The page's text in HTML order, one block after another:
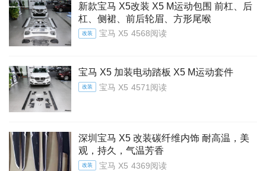
新款宝马 X5改装 X5 M运动包围 前杠、后
杠、侧裙、前后轮眉、方形尾喉
改装 宝马 X5 4568阅读
宝马 X5 加装电动踏板 X5 M运动套件
改装 宝马 X5 4571阅读
深圳宝马 X5 改装碳纤维内饰 耐高温，美
观，持久，气温芳香
改装 宝马 X5 4369阅读